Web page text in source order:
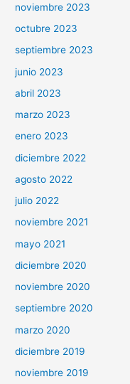
noviembre 2023
octubre 2023
septiembre 2023
junio 2023
abril 2023
marzo 2023
enero 2023
diciembre 2022
agosto 2022
julio 2022
noviembre 2021
mayo 2021
diciembre 2020
noviembre 2020
septiembre 2020
marzo 2020
diciembre 2019
noviembre 2019